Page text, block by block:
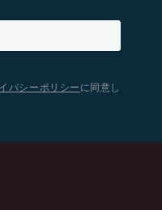
バシーポリシー に同意し